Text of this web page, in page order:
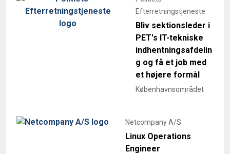
Efterretningstjeneste
Bliv sektionsleder i
PET's IT-tekniske
indhentningsafdelin
g og få et job med
et højere formål
Københavnsområdet
Netcompany A/S
Linux Operations
Engineer